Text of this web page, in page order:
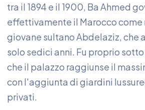
tra il 1894 e il 1900, Ba Ahmed
effettivamente il Marocco
giovane sultano Abdelaziz, che
solo sedici anni. Fu proprio
che il palazzo raggiunse il
con l'aggiunta di giardini
privati.